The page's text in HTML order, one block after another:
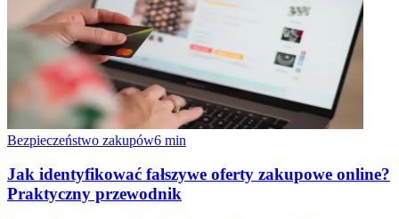
Bezpieczeństwo zakupów6 min
Jak identyfikować fałszywe oferty zakupowe online?
Praktyczny przewodnik